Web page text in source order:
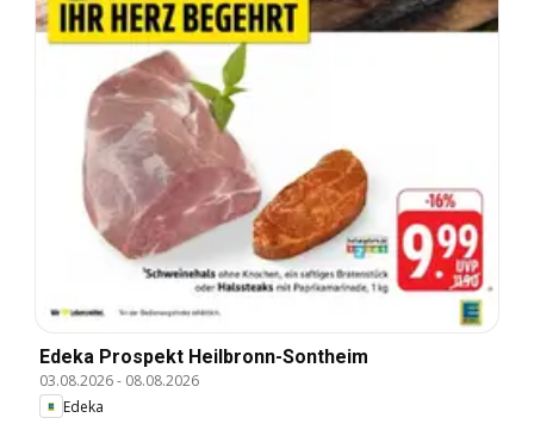
Edeka Prospekt Heilbronn-Sontheim
03.08.2026- 08.08.2026
Edeka